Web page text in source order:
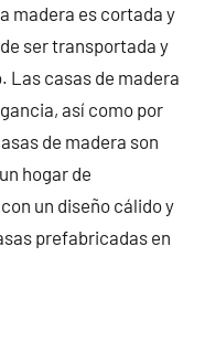
madera es cortada y
ser transportada y
Las casas de madera
así como por
de madera son
hogar de
un diseño cálido y
prefabricadas en